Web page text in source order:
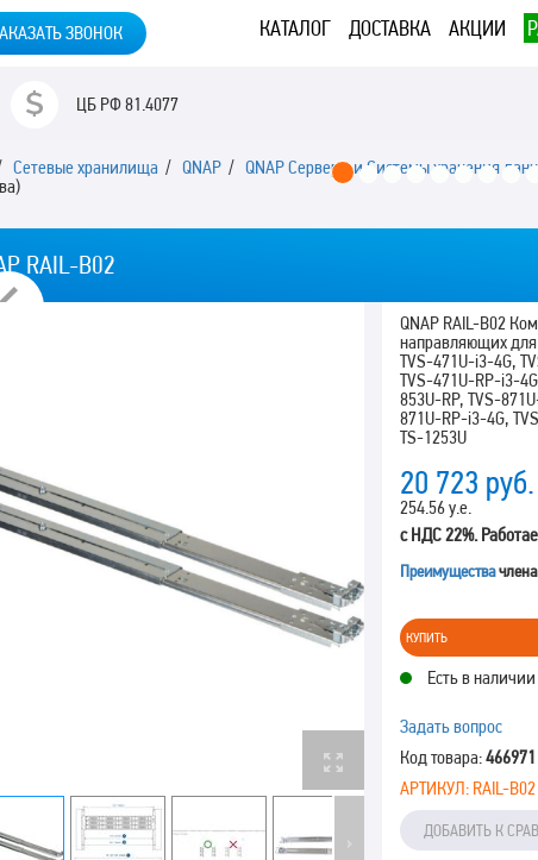
КАТАЛОГ ДОСТАВКА АКЦИИ
ЗВОНОК
ЦБ РФ81.4077
Сетевые хранилища / QNAP / QNAP Серверы и Системы хранения
Previous
RAIL-B02
QNAP RAIL-B02
направляющих для
TVS-471U-i3-4G,
TVS-471U-RP-i3-
853U-RP, TVS-
871U-RP-i3-4G,
TS-1253U
20 723 руб.
254.56 у.е.
с НДС 22%.
Преимущества
КУПИТЬ
Есть в наличии
Задать вопрос
Код товара:466971
АРТИКУЛ: RAIL-B02
ДОБАВИТЬ К